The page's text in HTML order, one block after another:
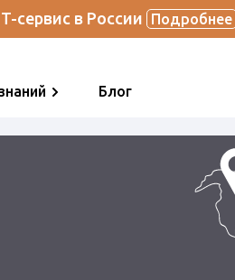
сервис в России Подробнее
Блог